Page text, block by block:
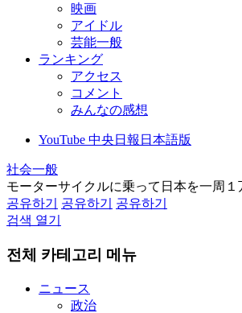
映画
アイドル
芸能一般
ランキング
アクセス
コメント
みんなの感想
YouTube 中央日報日本語版
社会一般
モーターサイクルに乗って日本を一周１
공유하기
공유하기
공유하기
검색 열기
전체 카테고리 메뉴
ニュース
政治